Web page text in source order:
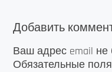
Добавить
Ваш адрес email не
Обязательные